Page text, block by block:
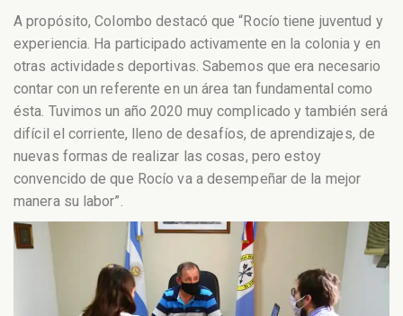
A propósito, Colombo destacó que “Rocío tiene juventud y
experiencia. Ha participado activamente en la colonia y en
otras actividades deportivas. Sabemos que era necesario
contar con un referente en un área tan fundamental como
ésta. Tuvimos un año 2020 muy complicado y también será
difícil el corriente, lleno de desafíos, de aprendizajes, de
nuevas formas de realizar las cosas, pero estoy
convencido de que Rocío va a desempeñar de la mejor
manera su labor”.